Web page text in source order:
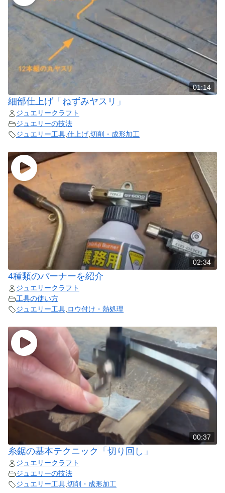
01:14
細部仕上げ「ねずみヤスリ」
ジュエリークラフト
ジュエリーの技法
ジュエリー工具,仕上げ,切削・成形加工
02:34
4種類のバーナーを紹介
ジュエリークラフト
工具の使い方
ジュエリー工具,ロウ付け・熱処理
00:37
糸鋸の基本テクニック「切り回し」
ジュエリークラフト
ジュエリーの技法
ジュエリー工具,切削・成形加工